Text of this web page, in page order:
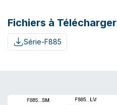
Fichiers à Télécharger
Série-F885